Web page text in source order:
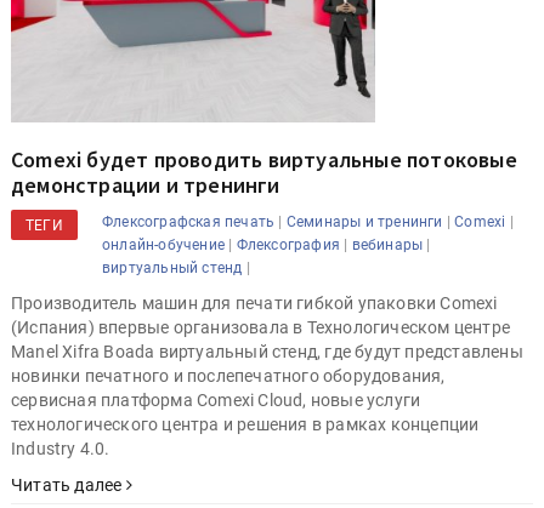
Comexi будет проводить виртуальные потоковые
демонстрации и тренинги
ТЕГИ Флексографская печать | Семинары и тренинги |Comexi |
онлайн-обучение | Флексография | вебинары |
виртуальный стенд |
Производитель машин для печати гибкой упаковки Comexi
(Испания) впервые организовала в Технологическом центре
Manel Xifra Boada виртуальный стенд, где будут представлены
новинки печатного и послепечатного оборудования,
сервисная платформа Comexi Cloud, новые услуги
технологического центра и решения в рамках концепции
Industry 4.0.
Читать далее